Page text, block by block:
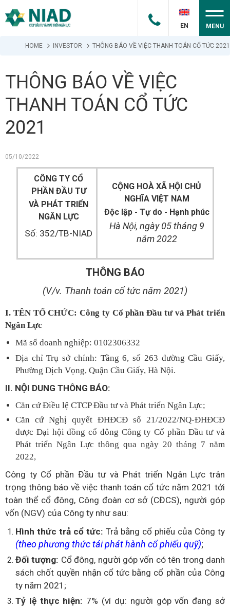
EN MENU
HOME INVESTOR THÔNG BÁO VỀ VIỆC THANH TOÁN CỔ TỨC 2021
THÔNG BÁO VỀ VIỆC
THANH TOÁN CỔ TỨC
2021
05/10/2022
CÔNG TY CỔ
PHẦN ĐẦU TƯ
VÀ PHÁT TRIỂN
NGÂN LỰC
Số: 352/TB-NIAD
CỘNG HOÀ XÃ HỘI CHỦ
NGHĨA VIỆT NAM
Độc lập - Tự do - Hạnh phúc
Hà Nội, ngày 05 tháng 9
năm 2022
THÔNG BÁO
(V/v. Thanh toán cổ tức năm 2021)
I. TÊN TỔ CHỨC: Công ty Cổ phần Đầu tư và Phát triển
Ngân Lực
Mã số doanh nghiệp: 0102306332
Địa chỉ Trụ sở chính: Tầng 6, số 263 đường Cầu Giấy,
Phường Dịch Vọng, Quận Cầu Giấy, Hà Nội.
II. NỘI DUNG THÔNG BÁO:
Căn cứ Điều lệ CTCP Đầu tư và Phát triển Ngân Lực;
Căn cứ Nghị quyết ĐHĐCĐ số 21/2022/NQ-ĐHĐCĐ
được Đại hội đồng cổ đông Công ty Cổ phần Đầu tư và
Phát triển Ngân Lực thông qua ngày 20 tháng 7 năm
2022,
Công ty Cổ phần Đầu tư và Phát triển Ngân Lực trân
trọng thông báo về việc thanh toán cổ tức năm 2021 tới
toàn thể cổ đông, Công đoàn cơ sở (CĐCS), người góp
vốn (NGV) của Công ty như sau:
Hình thức trả cổ tức: Trả bằng cổ phiếu của Công ty
(theo phương thức tái phát hành cổ phiếu quỹ);
Đốitượng: Cổ đông, người góp vốn có tên trong danh
sách chốt quyền nhận cổ tức bằng cổ phần của Công
ty năm 2021;
Tỷ lệthực hiện: 7% (ví dụ: người góp vốn đang sở